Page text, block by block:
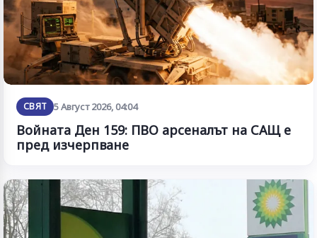
СВЯТ 5 Август 2026, 04:04
Войната Ден 159: ПВО арсеналът на САЩ е
пред изчерпване